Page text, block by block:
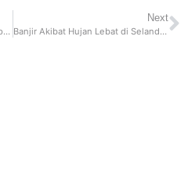
Menlu Jerman Tengah Menghadapi Gelombang Kecaman, Akibat Eropa Sedang Perang Dengan Rusia
Next
Banjir Akibat Hujan Lebat di Selandia Baru, Dilaporkan Tiga Orang Tewas dan Satu Orang Hilang